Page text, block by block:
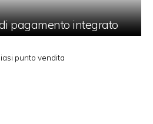
pagamento integrato
punto vendita